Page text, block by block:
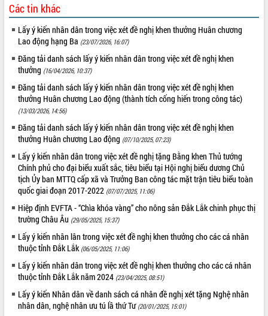
Hội nghị UBND tỉnh Đắk Lắk thường kỳ
tháng 7/2026
Lễ truy tặng danh hiệu “Bà Mẹ Việt
Nam Anh hùng” và trao Huân chương
Lao động
UBND tỉnh Đắk Lắk triển khai nhiệm
vụ 6 tháng cuối năm 2026
Kỳ họp thứ Hai, Hội đồng nhân dân
tỉnh khóa XI quyết nghị nhiều nội dung
quan trọng
Bí thư Tỉnh ủy Lương Nguyễn Minh
Triết thăm, tặng quà người có công với
cách mạng
Rà soát, hoàn thiện hệ thống thiết chế
văn hóa, thể thao đáp ứng yêu cầu
phát triển mới
Thường trực HĐND tỉnh Đắk Lắk gặp
mặt Đoàn chuyên gia y tế TP. Hồ Chí
Minh
tại Nghĩa trang Liệt sĩ xã Sơn Hòa
Bàn giải pháp tháo gỡ khó khăn trong
xuất khẩu sầu riêng và triển khai quy
định EUDR
ALBUM ẢNH
LIÊN KẾT WEB
THỐNG KÊ TRUY CẬP
Hôm nay: 39333
Các tin khác
Lấy ý kiến nhân dân trong việc xét đề nghị khen thưởng Huân chương
Lao động hạng Ba (23/07/2026, 16:07)
Đăng tải danh sách lấy ý kiến nhân dân trong việc xét đề nghị khen
thưởng (16/04/2026, 10:37)
Đăng tải danh sách lấy ý kiến nhân dân trong việc xét đề nghị khen
thưởng Huân chương Lao động (thành tích cống hiến trong công tác)
(13/03/2026, 14:56)
Đăng tải danh sách lấy ý kiến nhân dân trong việc xét đề nghị khen
thưởng Huân chương Lao động (07/10/2025, 07:23)
Lấy ý kiến nhân dân trong việc xét đề nghị tặng Bằng khen Thủ tướng
Chính phủ cho đại biểu xuất sắc, tiêu biểu tại Hội nghị biểu dương Chủ
tịch Ủy ban MTTQ cấp xã và Trưởng Ban công tác mặt trận tiêu biểu toàn
quốc giai đoạn 2017-2022 (07/07/2025, 11:06)
Hiệp định EVFTA - “Chìa khóa vàng” cho nông sản Đắk Lắk chinh phục thị
trường Châu Âu (29/05/2025, 15:37)
Lấy ý kiến nhân lân trong việc xét đề nghị khen thưởng cho các cá nhân
thuộc tỉnh Đắk Lắk (06/05/2025, 11:06)
Lấy ý kiến nhân dân trong việc xét đề nghị khen thưởng cho các cá nhân
thuộc tỉnh Đắk Lắk năm 2024 (23/04/2025, 08:51)
Lấy ý kiến Nhân dân về danh sách cá nhân đề nghị xét tặng Nghệ nhân
nhân dân, nghệ nhân ưu tú lầ thứ Tư (20/01/2025, 15:01)